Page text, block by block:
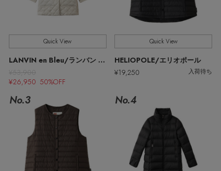
【リネン】涼しい夏素材
【CFCL】注目のPOP-UP
【レース】上品な透け感
【雨の日】急な雨対策グッズ
CATEGORY
ウェア
すべてのウェア
ブラウス・シャツ
カットソー・Tシャツ
ワンピース・チュニック
シューズ
すべてのシューズ
サンダル
パンプス
バッグ・財布
すべてのバッグ・財布
カゴバッグ
ファッション小物
すべてのファッション小物
アクセサリー
よくあるご質問
Quick View
LANVIN en Bleu/ランバン オン ブルー
¥53,900
¥26,950 50%OFF
Quick View
HELIOPOLE/エリオポール
¥19,250
入荷待ち
No.3 No.4